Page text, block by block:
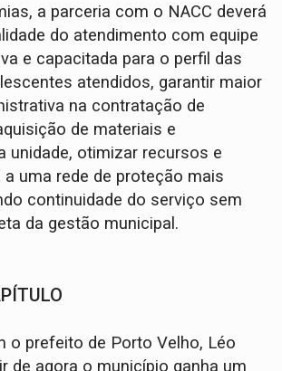
a parceria com o NACC deverá
do atendimento com equipe
e capacitada para o perfil das
atendidos, garantir maior
na contratação de
de materiais e
unidade, otimizar recursos e
uma rede de proteção mais
continuidade do serviço sem
da gestão municipal.
o prefeito de Porto Velho, Léo
de agora o município ganha um